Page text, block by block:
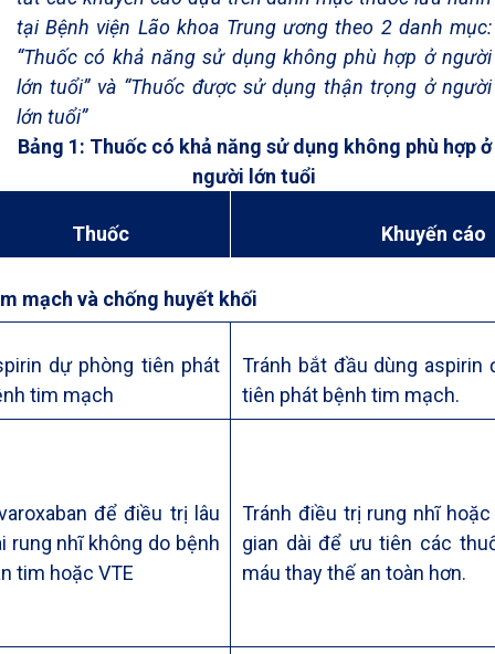
tại Bệnh viện Lão khoa Trung ương theo 2 danh mục:
“Thuốc có khả năng sử dụng không phù hợp ở người
lớn tuổi” và “Thuốc được sử dụng thận trọng ở người
lớn tuổi”
Bảng 1: Thuốc có khả năng sử dụng không phù hợp ở
người lớn tuổi
Thuốc Khuyến cáo
mạch và chống huyết khối
dự phòng tiên phát
tim mạch
Tránh bắt đầu dùng aspirin
tiên phát bệnh tim mạch.
để điều trị lâu
rung nhĩ không do bệnh
tim hoặc VTE
Tránh điều trị rung nhĩ
gian dài để ưu tiên các
máu thay thế an toàn hơn.